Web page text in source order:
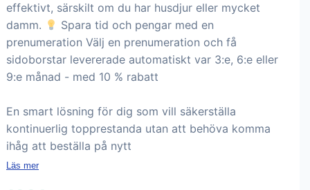
effektivt, särskilt om du har husdjur eller mycket
damm.
Spara tid och pengar med en
prenumeration Välj en prenumeration och få
sidoborstar levererade automatiskt var 3:e, 6:e eller
9:e månad - med 10 % rabatt
En smart lösning för dig som vill säkerställa
kontinuerlig topprestanda utan att behöva komma
ihåg att beställa på nytt
Läs mer